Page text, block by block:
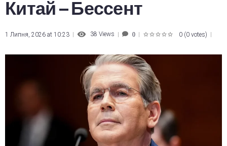
Китай – Бессент
1 Липня, 2026 at 10:23 38 Views 0 0 (0 votes)